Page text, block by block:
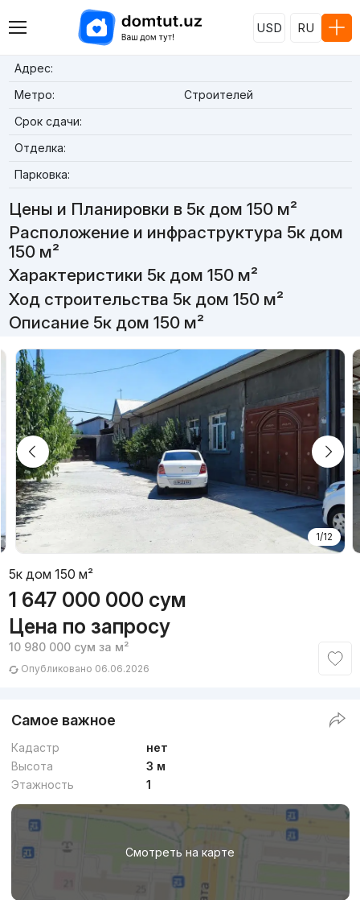
USD RU
Адрес:
Метро:
Строителей
Срок сдачи:
Отделка:
Парковка:
Цены и Планировки в 5к дом 150 м²
Расположение и инфраструктура 5к дом
150 м²
Характеристики 5к дом 150 м²
Ход строительства 5к дом 150 м²
Описание 5к дом 150 м²
1/12
5к дом 150 м²
1 647 000 000 сум
Цена по запросу
10 980 000 сум за м²
Опубликовано 06.06.2026
Самое важное
Кадастр
нет
Высота
3 м
Этажность
1
Смотреть на карте